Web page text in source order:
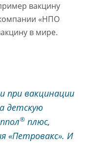
вакцину
«НПО
в мире.
при вакцинации
детскую
®плюс,
«Петровакс». И